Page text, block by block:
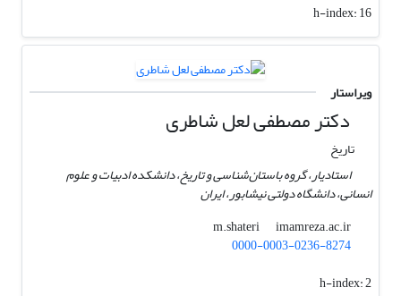
h-index:16
ویراستار
دکتر مصطفی لعل شاطری
تاریخ
استادیار، گروه باستان‌شناسی و تاریخ، دانشکده ادبیات و علوم
انسانی، دانشگاه دولتی نیشابور، ایران
m.shateri
imamreza.ac.ir
0000-0003-0236-8274
h-index:2